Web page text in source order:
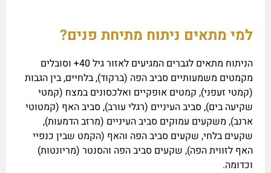
למי מתאים ניתוח מתיחת פנים?
הניתוח מתאים לגברים המגיעים לאזור גיל 40+ וסובלים
מקמטים משמעותיים סביב הפה (ברקוד), בלחיים, בין הגבות
(קמטי זעפני), קמטים אופקיים ואלכסונים במצח (קמטי
שקיעה בים), סביב העיניים (רגלי עורב), סביב האף (קמטוטי
ארנב), משקעים עמוקים סביב העיניים (מרזב הדמעות),
שקעים בלחי, שקעים סביב הפה והאף (הקמט שבין כנפיי
האף לזווית הפה), שקעים סביב הפה והסנטר (מריונטות)
וכדומה.